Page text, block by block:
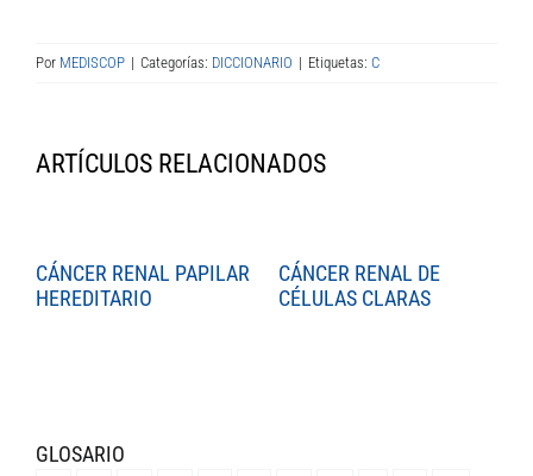
Por MEDISCOP | Categorías: DICCIONARIO | Etiquetas: C
ARTÍCULOS RELACIONADOS
CÁNCER RENAL PAPILAR
HEREDITARIO
CÁNCER RENAL DE
CÉLULAS CLARAS
GLOSARIO